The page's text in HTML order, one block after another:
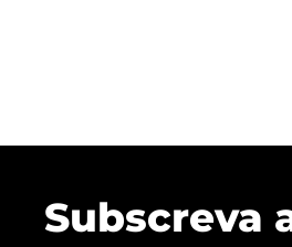
Subscreva